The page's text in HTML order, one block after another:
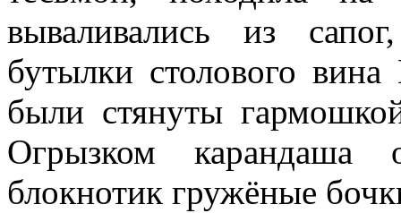
вываливались из
бутылки столового
были стянуты
Огрызком карандаша
блокнотик гружёные